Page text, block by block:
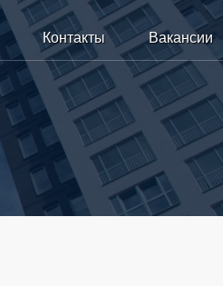
Контакты Вакансии